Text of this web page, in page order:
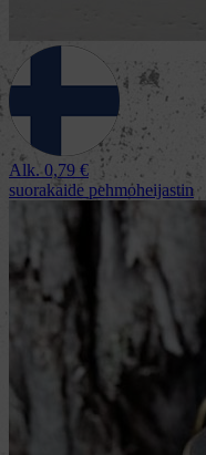
Alk. 0,79 €
suorakaide pehmoheijastin